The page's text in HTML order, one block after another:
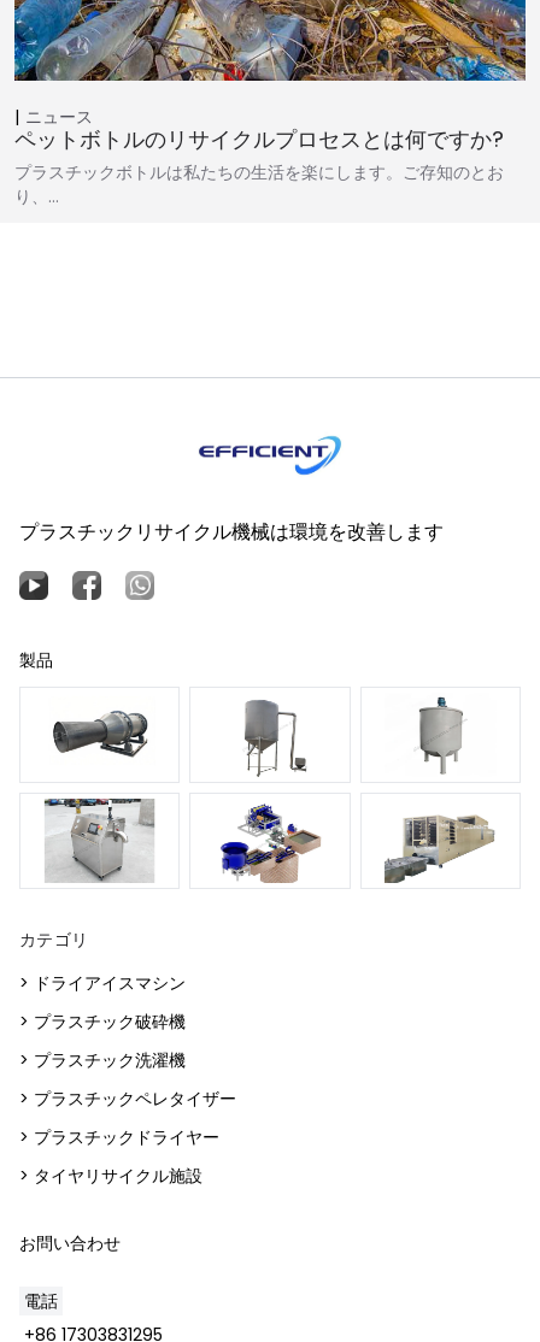
ニュース
ペットボトルのリサイクルプロセスとは何ですか?
プラスチックボトルは私たちの生活を楽にします。ご存知のとお
り、…
プラスチックリサイクル機械は環境を改善します
製品
カテゴリ
> ドライアイスマシン
> プラスチック破砕機
> プラスチック洗濯機
> プラスチックペレタイザー
> プラスチックドライヤー
> タイヤリサイクル施設
お問い合わせ
電話
+86 17303831295